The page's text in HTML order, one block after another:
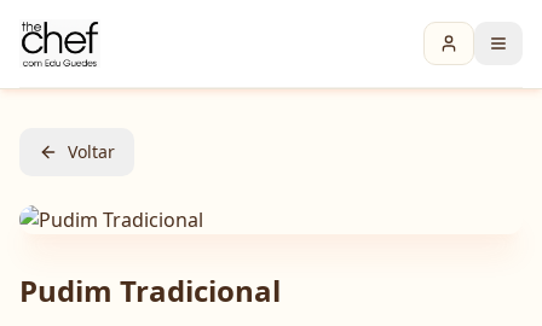
Voltar
Pudim Tradicional